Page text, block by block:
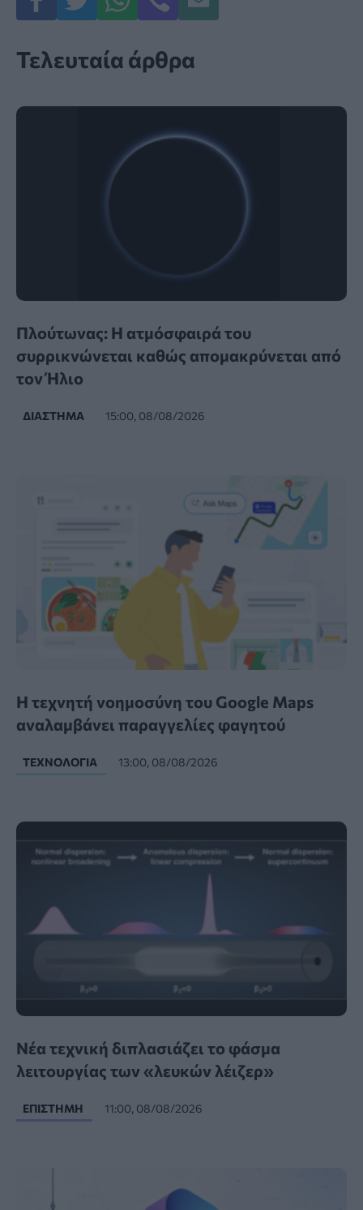
Τελευταία άρθρα
Πλούτωνας: Η ατμόσφαιρά του
συρρικνώνεται καθώς απομακρύνεται από
τον Ήλιο
ΔΙΆΣΤΗΜΑ 15:00, 08/08/2026
Η τεχνητή νοημοσύνη του Google Maps
αναλαμβάνει παραγγελίες φαγητού
ΤΕΧΝΟΛΟΓΊΑ 13:00, 08/08/2026
Νέα τεχνική διπλασιάζει το φάσμα
λειτουργίας των «λευκών λέιζερ»
ΕΠΙΣΤΉΜΗ 11:00, 08/08/2026